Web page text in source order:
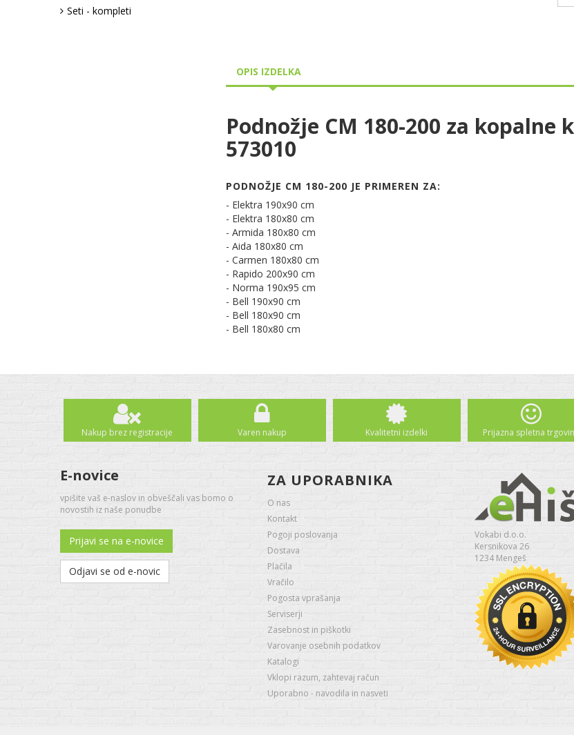
Seti - kompleti
OPIS IZDELKA
Podnožje CM 180-200 za kopalne
573010
PODNOŽJE CM 180-200 JE PRIMEREN ZA:
- Elektra 190x90 cm
- Elektra 180x80 cm
- Armida 180x80 cm
- Aida 180x80 cm
- Carmen 180x80 cm
- Rapido 200x90 cm
- Norma 190x95 cm
- Bell 190x90 cm
- Bell 180x90 cm
- Bell 180x80 cm
Nakup brez registracije Varen nakup Kvalitetni izdelki Prijazna spletna
E-novice
vpišite vaš e-naslov in obveščali vas bomo o
novostih iz naše ponudbe
Prijavi se na e-novice
Odjavi se od e-novic
ZA UPORABNIKA
O nas
Kontakt
Pogoji poslovanja
Dostava
Plačila
Vračilo
Pogosta vprašanja
Serviserji
Zasebnost in piškotki
Varovanje osebnih podatkov
Katalogi
Vklopi razum, zahtevaj račun
Uporabno - navodila in nasveti
Vokabi d.o.o.
Kersnikova 26
1234 Mengeš